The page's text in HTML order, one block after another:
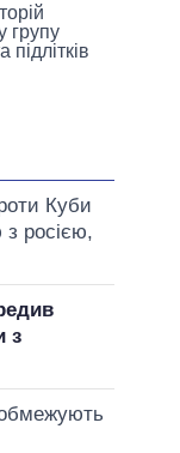
групу
підлітків
Куби
з росією,
з